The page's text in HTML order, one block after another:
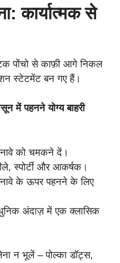
कार्यात्मक से
पोंचो से काफ़ी आगे निकल
स्टेटमेंट बन गए हैं।
में पहनने योग्य बाहरी
को चमकने दें।
स्पोर्टी और आकर्षक।
के ऊपर पहनने के लिए
अंदाज़ में एक क्लासिक
न भूलें – पोल्का डॉट्स,